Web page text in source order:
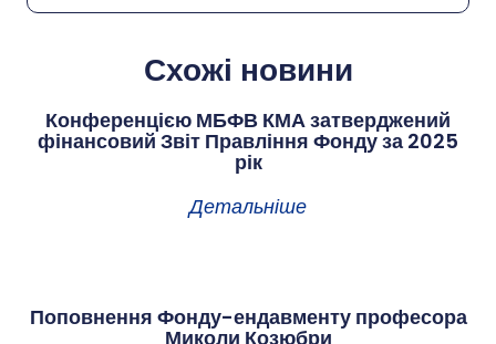
Схожі новини
Конференцією МБФВ КМА затверджений
фінансовий Звіт Правління Фонду за 2025
рік
Детальніше
Поповнення Фонду-ендавменту професора
Миколи Козюбри